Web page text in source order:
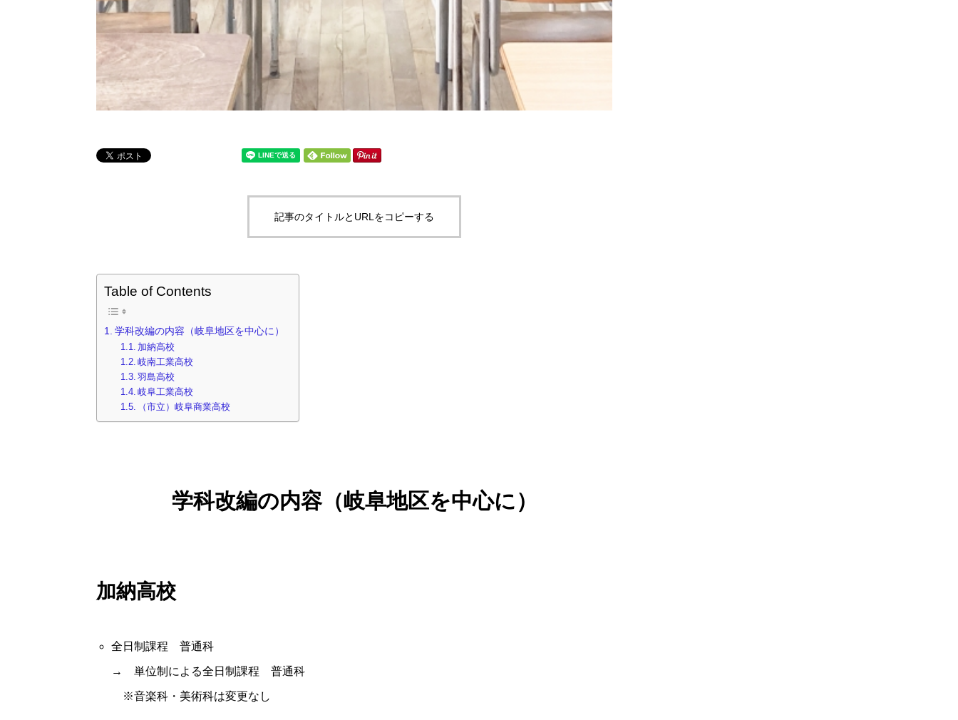
記事のタイトルとURLをコピーする
Table of Contents
学科改編の内容（岐阜地区を中心に）
加納高校
岐南工業高校
羽島高校
岐阜工業高校
（市立）岐阜商業高校
学科改編の内容（岐阜地区を中心に）
加納高校
全日制課程 普通科
→ 単位制による全日制課程 普通科
※音楽科・美術科は変更なし